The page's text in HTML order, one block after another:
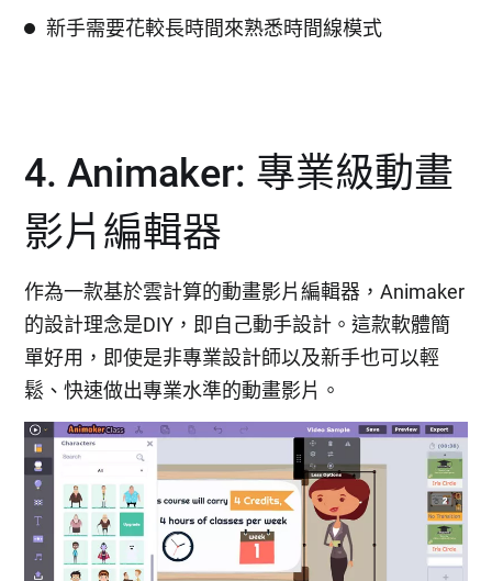
新手需要花較長時間來熟悉時間線模式
4. Animaker: 專業級動畫
影片編輯器
作為一款基於雲計算的動畫影片編輯器，Animaker
的設計理念是DIY，即自己動手設計。這款軟體簡
單好用，即使是非專業設計師以及新手也可以輕
鬆、快速做出專業水準的動畫影片。